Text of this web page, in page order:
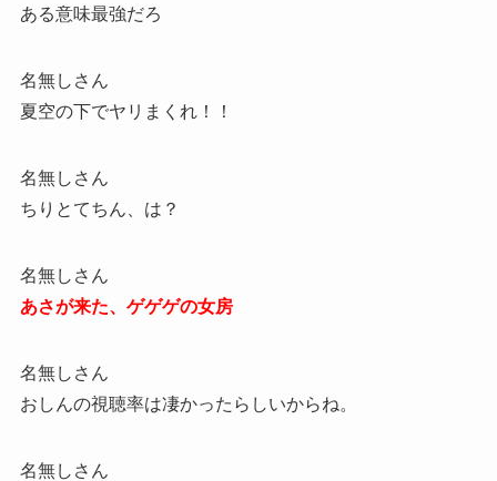
ある意味最強だろ
名無しさん
夏空の下でヤリまくれ！！
名無しさん
ちりとてちん、は？
名無しさん
あさが来た、ゲゲゲの女房
名無しさん
おしんの視聴率は凄かったらしいからね。
名無しさん